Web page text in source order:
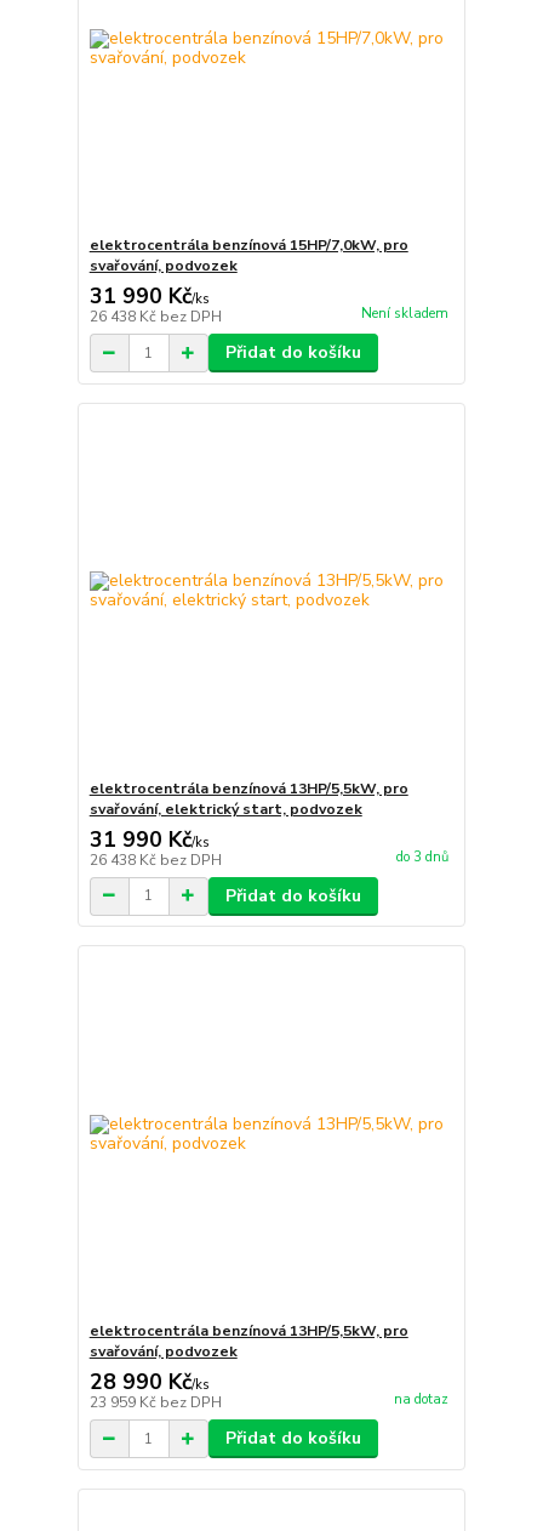
elektrocentrála benzínová 15HP/7,0kW, pro
svařování, podvozek
31 990 Kč/ks
26 438 Kč bez DPH Není skladem
Přidat do košíku
elektrocentrála benzínová 13HP/5,5kW, pro
svařování, elektrický start, podvozek
31 990 Kč/ks
26 438 Kč bez DPH do 3 dnů
Přidat do košíku
elektrocentrála benzínová 13HP/5,5kW, pro
svařování, podvozek
28 990 Kč/ks
23 959 Kč bez DPH na dotaz
Přidat do košíku